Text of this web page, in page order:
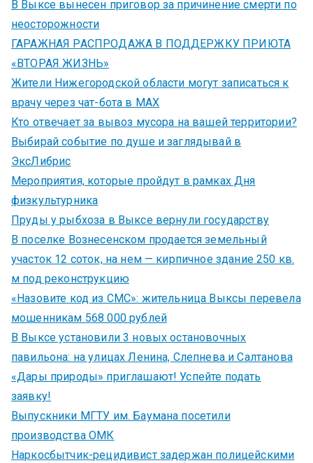
В Выксе вынесен приговор за причинение смерти по
неосторожности
ГАРАЖНАЯ РАСПРОДАЖА В ПОДДЕРЖКУ ПРИЮТА
«ВТОРАЯ ЖИЗНЬ»
Жители Нижегородской области могут записаться к
врачу через чат-бота в MAX
Кто отвечает за вывоз мусора на вашей территории?
Выбирай событие по душе и заглядывай в
ЭксЛибрис
Мероприятия, которые пройдут в рамках Дня
физкультурника
Пруды у рыбхоза в Выксе вернули государству
В поселке Вознесенском продается земельный
участок 12 соток, на нем — кирпичное здание 250 кв.
м под реконструкцию
«Назовите код из СМС»: жительница Выксы перевела
мошенникам 568 000 рублей
В Выксе установили 3 новых остановочных
павильона: на улицах Ленина, Слепнева и Салтанова
«Дары природы» приглашают! Успейте подать
заявку!
Выпускники МГТУ им. Баумана посетили
производства ОМК
Наркосбытчик-рецидивист задержан полицейскими